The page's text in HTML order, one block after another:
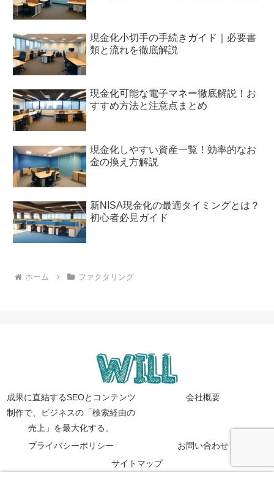
現金化小切手の手続きガイド｜必要書
類と流れを徹底解説
現金化可能な電子マネー徹底解説！お
すすめ方法と注意点まとめ
現金化しやすい資産一覧！効率的なお
金の換え方解説
新NISA現金化の最適タイミングとは？
初心者必見ガイド
ホーム ファクタリング
成果に直結するSEOとコンテンツ
制作で、ビジネスの「検索経由の
売上」を最大化する。
会社概要
プライバシーポリシー
お問い合わせ
サイトマップ